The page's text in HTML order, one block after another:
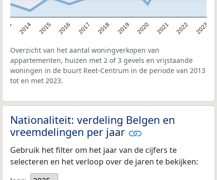
2014 2015 2016 2017 2018 2019 2020 2021 2022 2023
Overzicht van het aantal woningverkopen van
appartementen, huizen met 2 of 3 gevels en vrijstaande
woningen in de buurt Reet-Centrum in de periode van 2013
tot en met 2023.
Nationaliteit: verdeling Belgen en
vreemdelingen per jaar
Gebruik het filter om het jaar van de cijfers te
selecteren en het verloop over de jaren te bekijken: